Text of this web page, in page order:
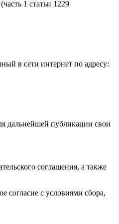
1 статьи 1229
в сети интернет по адресу:
дальнейшей публикации свои
соглашения, а также
согласие с условиями сбора,